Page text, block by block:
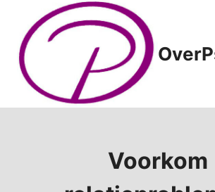
Doorgaan
inhoud
Voorkom